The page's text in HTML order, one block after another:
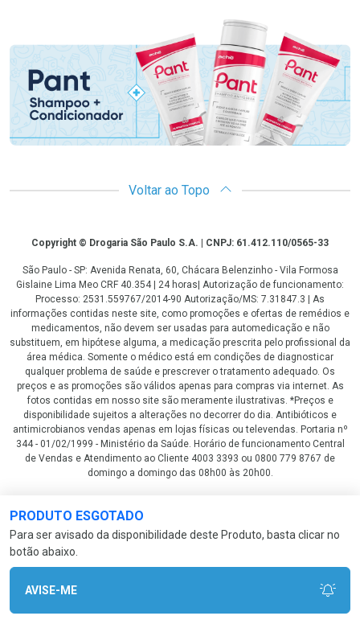
PRODUTO ESGOTADO
Para ser avisado da disponibilidade deste Produto, basta clicar no
botão abaixo.
AVISE-ME
Promoção em Destaque
Voltar ao Topo
CopyrightCopyright © Drogaria São Paulo S.A. | CNPJ: 61.412.110/0565-33
São Paulo - SP: Avenida Renata, 60, Chácara Belenzinho - Vila Formosa
Gislaine Lima Meo CRF 40.354 | 24 horas| Autorização de funcionamento:
Processo: 2531.559767/2014-90 Autorização/MS: 7.31847.3 | As
informações contidas neste site, como promoções e ofertas de remédios e
medicamentos, não devem ser usadas para automedicação e não
substituem, em hipótese alguma, a medicação prescrita pelo profissional da
área médica. Somente o médico está em condições de diagnosticar
qualquer problema de saúde e prescrever o tratamento adequado. Os
preços e as promoções são válidos apenas para compras via internet. As
fotos contidas em nosso site são meramente ilustrativas. *Preços e
disponibilidade sujeitos a alterações no decorrer do dia. Antibióticos e
antimicrobianos vendas apenas em lojas físicas ou televendas. Portaria nº
344 - 01/02/1999 - Ministério da Saúde. Horário de funcionamento Central
de Vendas e Atendimento ao Cliente 4003 3393 ou 0800 779 8767 de
domingo a domingo das 08h00 às 20h00.